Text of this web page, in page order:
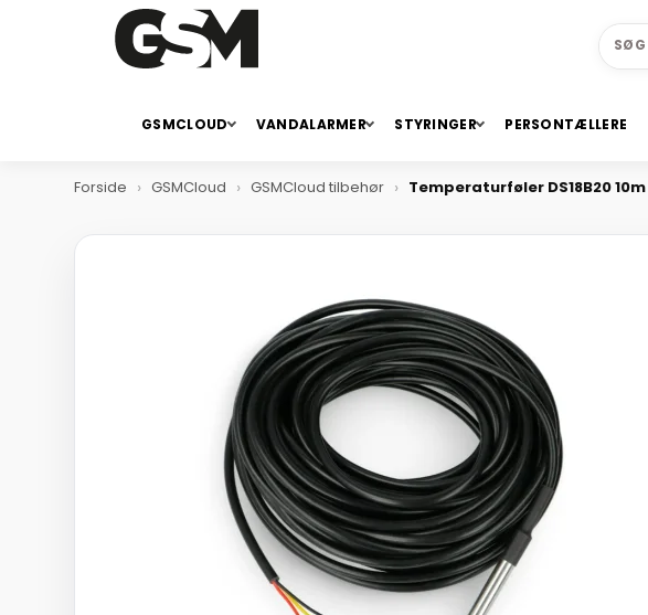
GSMCLOUD VANDALARMER STYRINGER PERSONTÆLLERE
Forside GSMCloud GSMCloud tilbehør Temperaturføler DS18B20 10m